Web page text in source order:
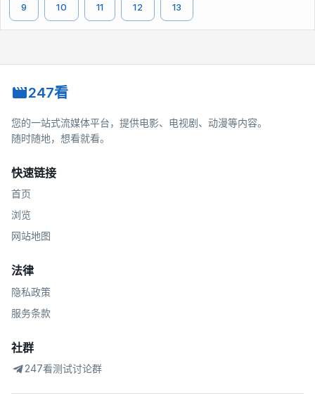
9 10 11 12 13
247看
您的一站式流媒体平台，提供电影、电视剧、动漫等内容。
随时随地，想看就看。
快速链接
首页
浏览
网站地图
法律
隐私政策
服务条款
社群
247看测试讨论群